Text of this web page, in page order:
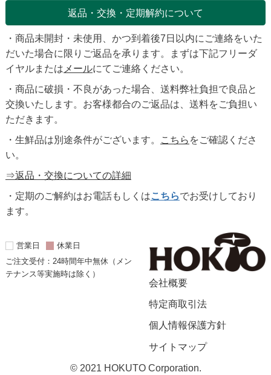
返品・交換・定期解約について
・商品未開封・未使用、かつ到着後7日以内にご連絡をいた
だいた場合に限りご返品を承ります。まずは下記フリーダ
イヤルまたは メールにてご連絡ください。
・商品に破損・不良があった場合、送料弊社負担で良品と
交換いたします。お客様都合のご返品は、送料をご負担い
ただきます。
・生鮮品は別途条件がございます。
こちら をご確認くださ
い。
⇒返品・交換についての詳細
・定期のご解約はお電話もしくはこちらでお受けしており
ます。
営業日
休業日
ご注文受付：24時間年中無休（メン
テナンス等実施時は除く）
会社概要
特定商取引法
個人情報保護方針
サイトマップ
© 2021 HOKUTO Corporation.